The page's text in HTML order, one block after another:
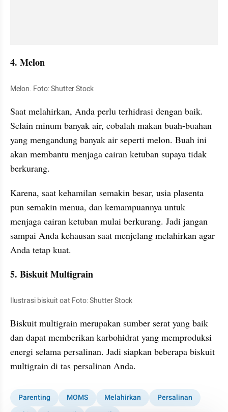
4. Melon
Melon. Foto: Shutter Stock
Saat melahirkan, Anda perlu terhidrasi dengan baik.
Selain minum banyak air, cobalah makan buah-buahan
yang mengandung banyak air seperti melon. Buah ini
akan membantu menjaga cairan ketuban supaya tidak
berkurang.
Karena, saat kehamilan semakin besar, usia plasenta
pun semakin menua, dan kemampuannya untuk
menjaga cairan ketuban mulai berkurang. Jadi jangan
sampai Anda kehausan saat menjelang melahirkan agar
Anda tetap kuat.
5. Biskuit Multigrain
Ilustrasi biskuit oat Foto: Shutter Stock
Biskuit multigrain merupakan sumber serat yang baik
dan dapat memberikan karbohidrat yang memproduksi
energi selama persalinan. Jadi siapkan beberapa biskuit
multigrain di tas persalinan Anda.
Parenting MOMS Melahirkan
Persalinan